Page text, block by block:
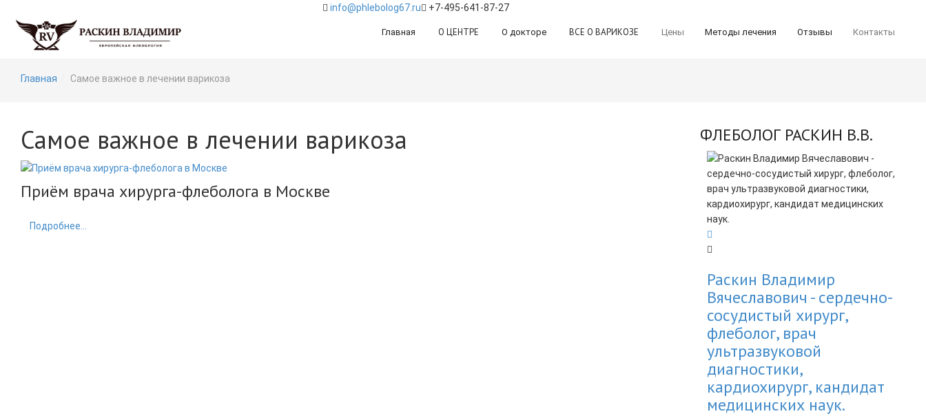
info@phlebolog67.ru +7-495-641-87-27
Главная О ЦЕНТРЕ О докторе ВСЕ О ВАРИКОЗЕ Цены Методы лечения Отзывы Контакты
Главная Самое важное в лечении варикоза
Самое важное в лечении варикоза
Приём врача хирурга-флеболога в Москве
Подробнее...
ФЛЕБОЛОГ РАСКИН В.В.
Раскин Владимир
Вячеславович - cердечно-
сосудистый хирург,
флеболог, врач
ультразвуковой
диагностики,
кардиохирург, кандидат
медицинских наук.